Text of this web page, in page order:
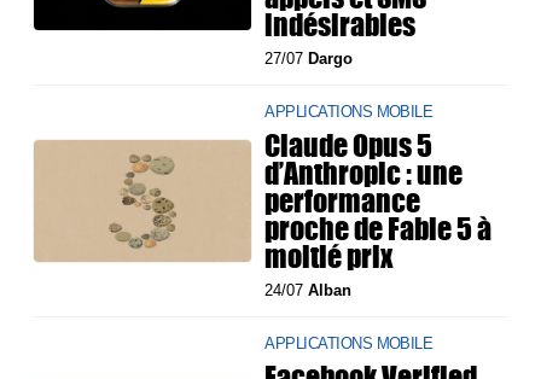
indésirables
27/07 Dargo
APPLICATIONS MOBILE
Claude Opus 5
d’Anthropic : une
performance
proche de Fable 5 à
moitié prix
24/07Alban
APPLICATIONS MOBILE